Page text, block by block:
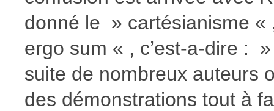
donné le » cartésianisme «
ergo sum « , c’est-a-dire :
suite de nombreux auteurs
des démonstrations tout à